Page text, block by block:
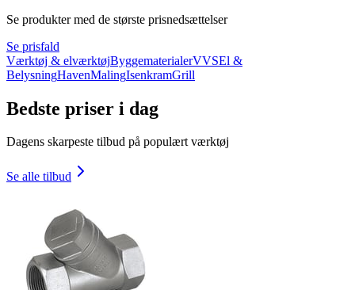
Se produkter med de største prisnedsættelser
Se prisfald
Værktøj & elværktøjByggematerialerVVSEl &
BelysningHavenMalingIsenkramGrill
Bedste priser i dag
Dagens skarpeste tilbud på populært værktøj
Se alle tilbud